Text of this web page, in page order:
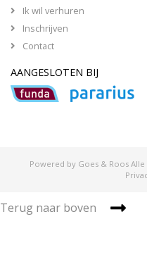
Ik wil verhuren
Inschrijven
Contact
AANGESLOTEN BIJ
Powered by Goes & Roos